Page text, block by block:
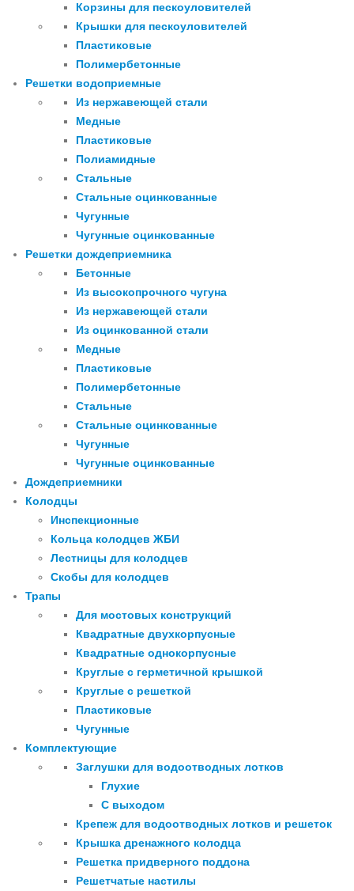
Корзины для пескоуловителей
Крышки для пескоуловителей
Пластиковые
Полимербетонные
Решетки водоприемные
Из нержавеющей стали
Медные
Пластиковые
Полиамидные
Стальные
Стальные оцинкованные
Чугунные
Чугунные оцинкованные
Решетки дождеприемника
Бетонные
Из высокопрочного чугуна
Из нержавеющей стали
Из оцинкованной стали
Медные
Пластиковые
Полимербетонные
Стальные
Стальные оцинкованные
Чугунные
Чугунные оцинкованные
Дождеприемники
Колодцы
Инспекционные
Кольца колодцев ЖБИ
Лестницы для колодцев
Скобы для колодцев
Трапы
Для мостовых конструкций
Квадратные двухкорпусные
Квадратные однокорпусные
Круглые с герметичной крышкой
Круглые с решеткой
Пластиковые
Чугунные
Комплектующие
Заглушки для водоотводных лотков
Глухие
С выходом
Крепеж для водоотводных лотков и решеток
Крышка дренажного колодца
Решетка придверного поддона
Решетчатые настилы